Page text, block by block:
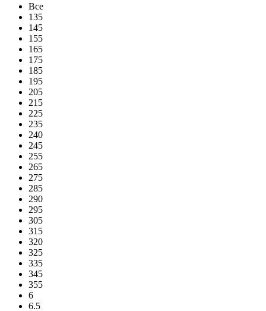
Все
135
145
155
165
175
185
195
205
215
225
235
240
245
255
265
275
285
290
295
305
315
320
325
335
345
355
6
6.5